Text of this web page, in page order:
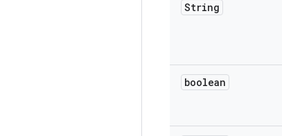
String
boolean